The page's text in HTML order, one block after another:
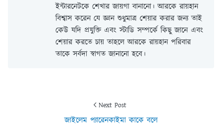
ইন্টারনেটকে শেখার জায়গা বানানো। আরকে রায়হান
বিশ্বাস করেন যে জ্ঞান শুধুমাত্র শেয়ার করার জন্য তাই
কেউ যদি প্রযুক্তি এবং স্টাডি সম্পর্কে কিছু জানে এবং
শেয়ার করতে চায় তাহলে আরকে রায়হান পরিবার
তাকে সর্বদা স্বাগত জানানো হবে।
Next Post
জাইলেম প্যারেনকাইমা কাকে বলে